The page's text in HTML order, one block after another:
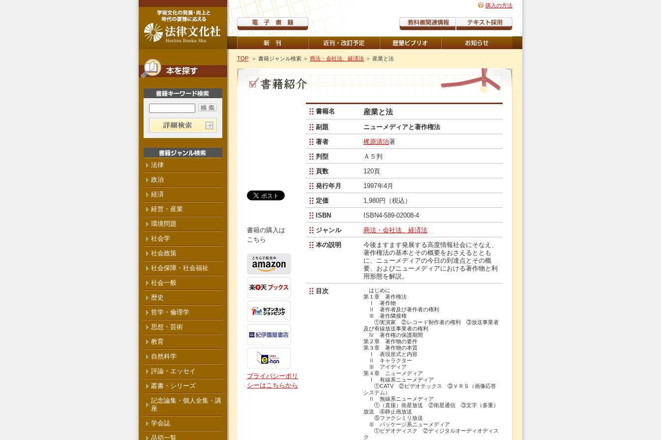
購入の方法
TOP ＞ 書籍ジャンル検索 ＞ 商法・会社法、経済法 ＞ 産業と法
書籍の購入は
こちら
プライバシーポリ
シーはこちらから
書籍名 産業と法
副題
ニューメディアと著作権法
著者
梶原清治著
判型
Ａ５判
頁数
120頁
発行年月
1997年4月
定価
1,980円（税込）
ISBN
ISBN4-589-02008-4
ジャンル
商法・会社法、経済法
本の説明
今後ますます発展する高度情報社会にそなえ、
著作権法の基本とその概要をおさえるととも
に、ニューメディアの今日の到達点とその概
要、およびニューメディアにおける著作物と利
用形態を解説。
目次
はじめに
第１章 著作権法
Ⅰ 著作物
Ⅱ 著作者及び著作者の権利
Ⅲ 著作隣接権
①実演家 ②レコード制作者の権利 ③放送事業者
及び有線放送事業者の権利
Ⅳ 著作権の保護期間
第２章 著作物の要件
第３章 著作物の本質
Ⅰ 表現形式と内容
Ⅱ キャラクター
Ⅲ アイディア
第４章 ニューメディア
Ⅰ 有線系ニューメディア
①CATV ②ビデオテックス ③ＶＲＳ（画像応答
システム）
Ⅱ 無線系ニューメディア
①（直接）衛星放送 ②衛星通信 ③文字（多重）
放送 ④静止画放送
⑤ファクシミリ放送
Ⅲ パッケージ系ニューメディア
①ビデオディスク ②ディジタルオーディオディス
ク
法律
政治
経済
経営・産業
環境問題
社会学
社会政策
社会保障・社会福祉
社会一般
歴史
哲学・倫理学
思想・芸術
教育
自然科学
評論・エッセイ
叢書・シリーズ
記念論集・個人全集・講
座
学会誌
品切一覧